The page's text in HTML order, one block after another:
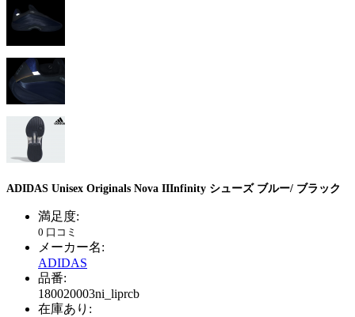
ADIDAS Unisex Originals Nova IIInfinity シューズ ブルー/ ブラック
満足度:
0 口コミ
メーカー名:
ADIDAS
品番:
180020003ni_liprcb
在庫あり: